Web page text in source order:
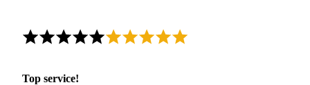
Top service!